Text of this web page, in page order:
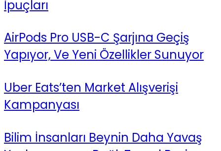
İpuçları
AirPods Pro USB-C Şarjına Geçiş
Yapıyor, Ve Yeni Özellikler Sunuyor
Uber Eats’ten Market Alışverişi
Kampanyası
Bilim İnsanları Beynin Daha Yavaş